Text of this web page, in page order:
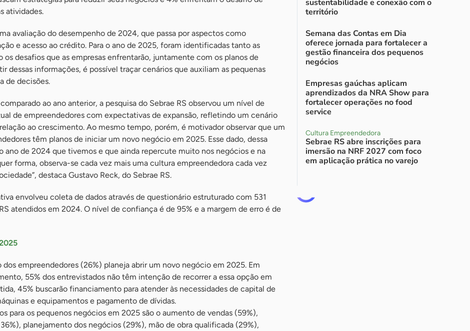
atividades.
avaliação do desempenho de 2024, que passa por aspectos como
e acesso ao crédito. Para o ano de 2025, foram identificadas tanto as
os desafios que as empresas enfrentarão, juntamente com os planos de
dessas informações, é possível traçar cenários que auxiliam as pequenas
de decisões.
ao ano anterior, a pesquisa do Sebrae RS observou um nível de
de empreendedores com expectativas de expansão, refletindo um cenário
ao crescimento. Ao mesmo tempo, porém, é motivador observar que um
têm planos de iniciar um novo negócio em 2025. Esse dado, dessa
ano de 2024 que tivemos e que ainda repercute muito nos negócios e na
forma, observa-se cada vez mais uma cultura empreendedora cada vez
destaca Gustavo Reck, do Sebrae RS.
envolveu coleta de dados através de questionário estruturado com 531
atendidos em 2024. O nível de confiança é de 95% e a margem de erro é de
empreendedores (26%) planeja abrir um novo negócio em 2025. Em
55% dos entrevistados não têm intenção de recorrer a essa opção em
45% buscarão financiamento para atender às necessidades de capital de
e equipamentos e pagamento de dívidas.
para os pequenos negócios em 2025 são o aumento de vendas (59%),
planejamento dos negócios (29%), mão de obra qualificada (29%),
sustentabilidade e conexão com o
território
Semana das Contas em Dia
oferece jornada para fortalecer a
gestão financeira dos pequenos
negócios
Empresas gaúchas aplicam
aprendizados da NRA Show para
fortalecer operações no food
service
Cultura Empreendedora
Sebrae RS abre inscrições para
imersão na NRF 2027 com foco
em aplicação prática no varejo